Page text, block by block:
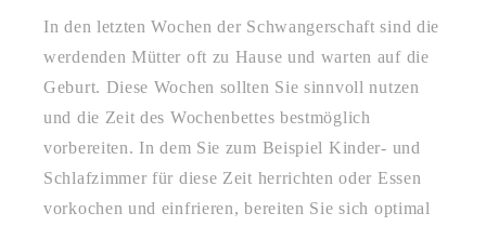
In den letzten Wochen der Schwangerschaft sind die
werdenden Mütter oft zu Hause und warten auf die
Geburt. Diese Wochen sollten Sie sinnvoll nutzen
und die Zeit des Wochenbettes bestmöglich
vorbereiten. In dem Sie zum Beispiel Kinder- und
Schlafzimmer für diese Zeit herrichten oder Essen
vorkochen und einfrieren, bereiten Sie sich optimal